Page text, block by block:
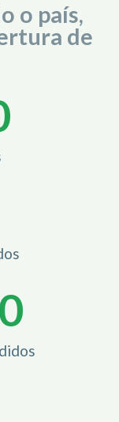
o país,
de